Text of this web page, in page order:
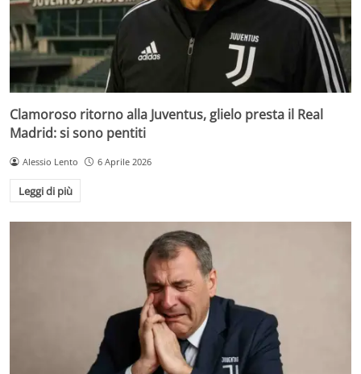
Clamoroso ritorno alla Juventus, glielo presta il Real
Madrid: si sono pentiti
Alessio Lento 6 Aprile 2026
Leggi di più